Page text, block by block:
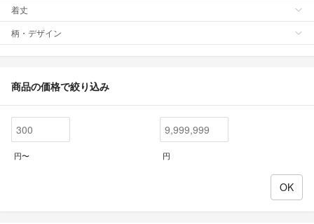
着丈
柄・デザイン
商品の価格で絞り込み
円〜 円